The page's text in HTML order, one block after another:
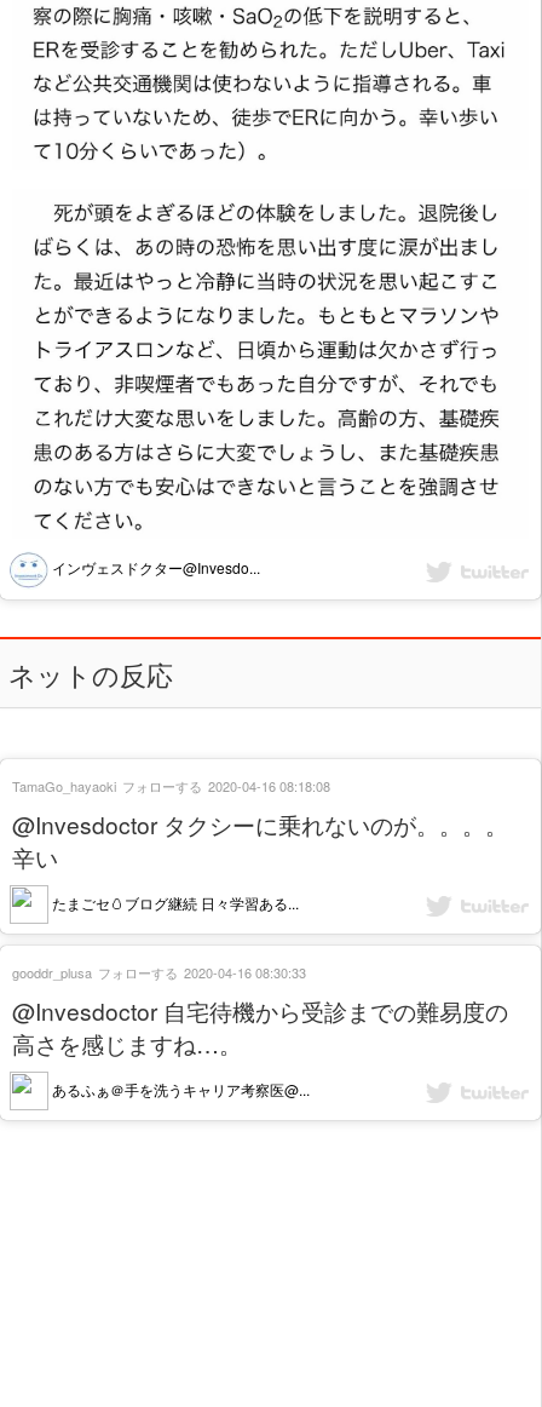
インヴェスドクター@Invesdo...
ネットの反応
@Invesdoctor タクシーに乗れないのが。。。。
辛い
たまごセ🥚ブログ継続 日々学習ある...
TamaGo_hayaoki フォローする 2020-04-16 08:18:08
@Invesdoctor 自宅待機から受診までの難易度の
高さを感じますね…。
あるふぁ＠手を洗うキャリア考察医@...
gooddr_plusa フォローする 2020-04-16 08:30:33